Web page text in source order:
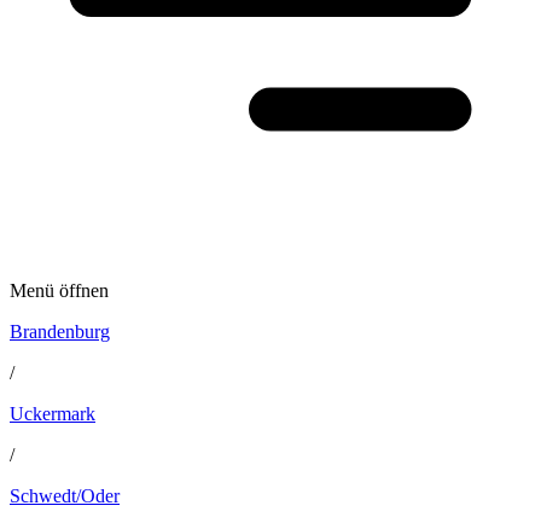
Menü öffnen
Brandenburg
/
Uckermark
/
Schwedt/Oder